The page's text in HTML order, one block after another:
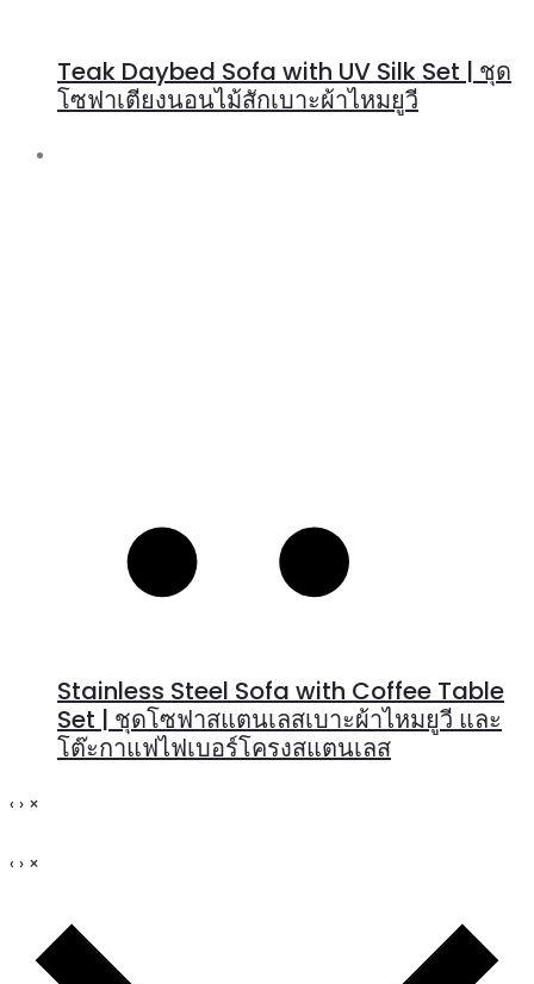
Teak Daybed Sofa with UV Silk Set | ชุด
โซฟาเตียงนอนไม้สักเบาะผ้าไหมยูวี
Stainless Steel Sofa with Coffee Table
Set | ชุดโซฟาสแตนเลสเบาะผ้าไหมยูวี และ
โต๊ะกาแฟไฟเบอร์โครงสแตนเลส
‹ › ×
‹ › ×